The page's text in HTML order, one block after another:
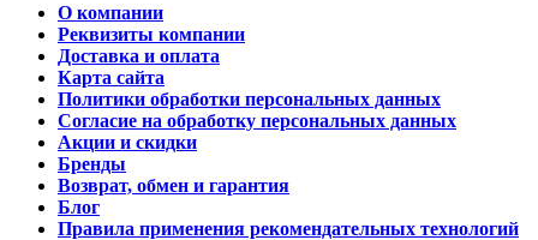
О компании
Реквизиты компании
Доставка и оплата
Карта сайта
Политики обработки персональных данных
Согласие на обработку персональных данных
Акции и скидки
Бренды
Возврат, обмен и гарантия
Блог
Правила применения рекомендательных технологий